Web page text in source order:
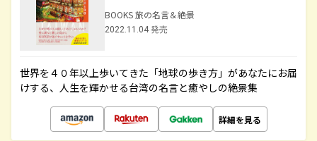
BOOKS 旅の名言＆絶景
2022.11.04 発売
世界を４０年以上歩いてきた「地球の歩き方」があなたにお届
けする、人生を輝かせる台湾の名言と癒やしの絶景集
詳細を見る